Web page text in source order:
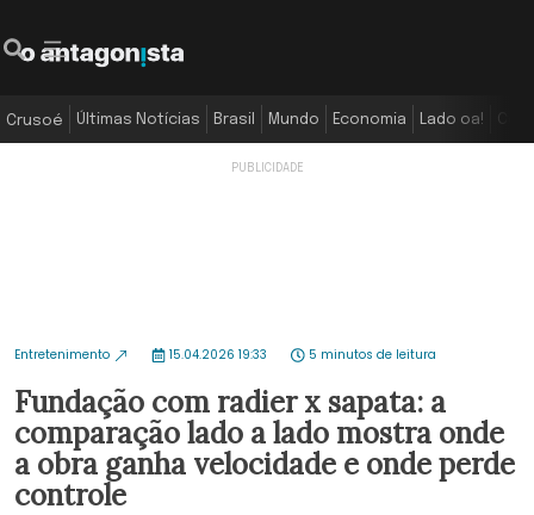
Crusoé Últimas Notícias Brasil Mundo Economia Lado oa!
Entretenimento 15.04.2026 19:33 5 minutos de leitura
Fundação com radier x sapata: a
comparação lado a lado mostra onde
a obra ganha velocidade e onde perde
controle